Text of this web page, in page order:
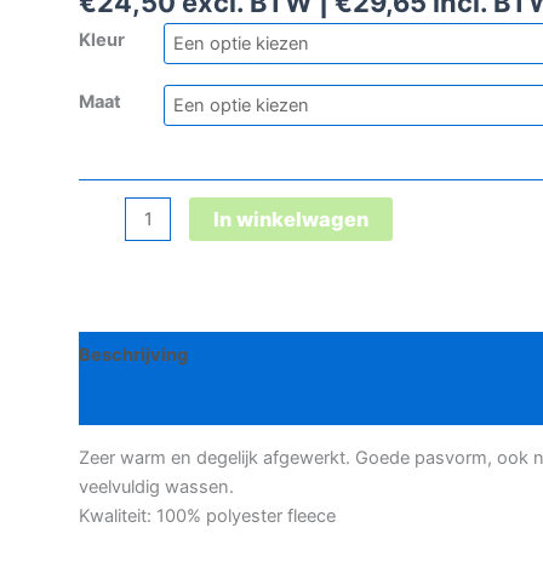
Kleur
Maat
Norwear
In winkelwagen
Beschrijving
Zeer warm en degelijk afgewerkt. Goede pasvorm, ook
veelvuldig wassen.
Kwaliteit: 100% polyester fleece